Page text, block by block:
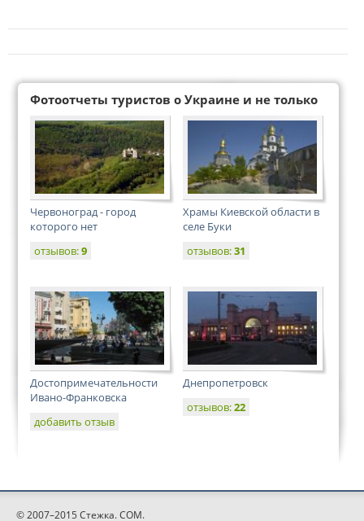
Фотоотчеты туристов о Украине и не только
Червоноград - город
которого нет
отзывов:9
Храмы Киевской области в
селе Буки
отзывов:31
Достопримечательности
Ивано-Франковска
добавить отзыв
Днепропетровск
отзывов:22
© 2007–2015 Стежка. COM.